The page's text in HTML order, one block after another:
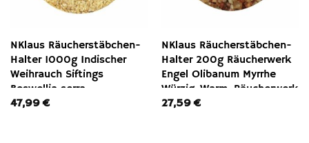
NKlaus Räucherstäbchen-
Halter 1000g Indischer
Weihrauch Siftings
Boswellia serra
47,99€
NKlaus Räucherstäbchen-
Halter 200g Räucherwerk
Engel Olibanum Myrrhe
Würzig-Warm, Räucherwerk
27,59€